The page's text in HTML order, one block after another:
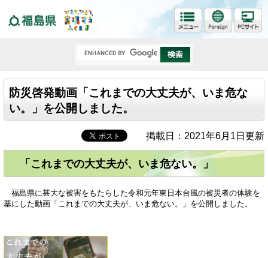
防災啓発動画「これまでの大丈夫が、いま危な
い。」を公開しました。
掲載日：2021年6月1日更新
「これまでの大丈夫が、いま危ない。」
福島県に甚大な被害をもたらした令和元年東日本台風の被災者の体験を
基にした動画「これまでの大丈夫が、いま危ない。」を公開しました。